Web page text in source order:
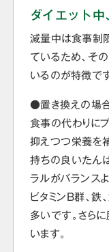
ダイエット
減量中は食事制
ているため、そ
いるのが特徴で
●置き換えの場
食事の代わりに
抑えつつ栄養を
持ちの良いたん
ラルがバランス
ビタミンB群、
多いです。さら
います。